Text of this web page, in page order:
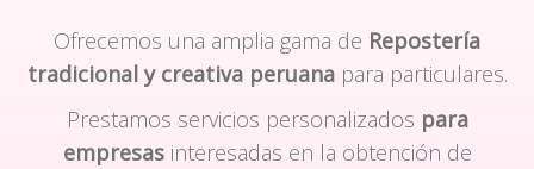
Ofrecemos una amplia gama de Repostería
tradicional y creativa peruanapara particulares.
Prestamos servicios personalizados para
empresasinteresadas en la obtención de